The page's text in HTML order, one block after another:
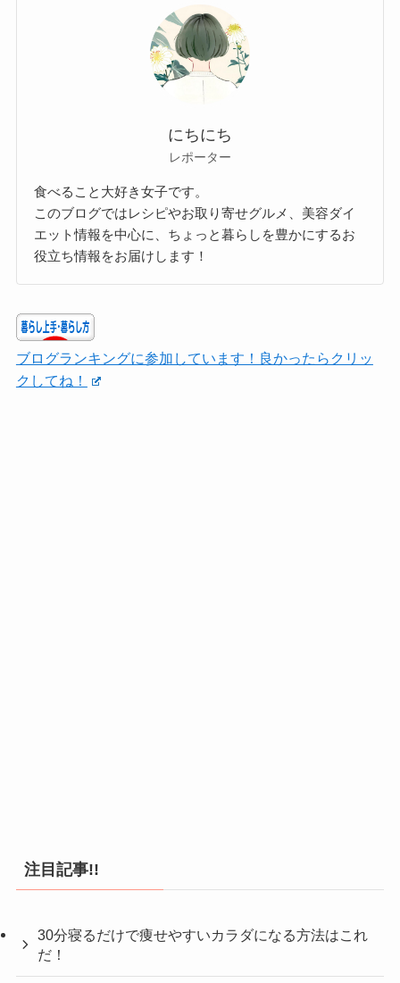
にちにち
レポーター
食べること大好き女子です。
このブログではレシピやお取り寄せグルメ、美容ダイ
エット情報を中心に、ちょっと暮らしを豊かにするお
役立ち情報をお届けします！
ブログランキングに参加しています！良かったらクリッ
クしてね！
注目記事!!
30分寝るだけで痩せやすいカラダになる方法はこれ
だ！